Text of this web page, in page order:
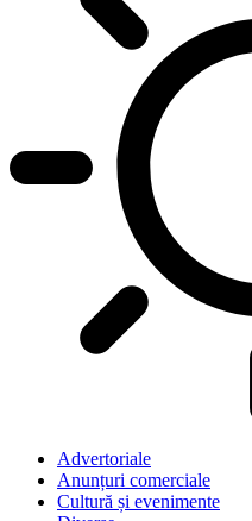
Advertoriale
Anunțuri comerciale
Cultură și evenimente